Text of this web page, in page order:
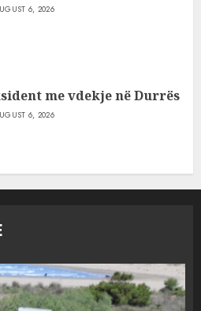
6, 2026
me vdekje në Durrës
6, 2026